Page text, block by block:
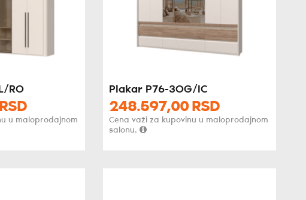
RO
RSD
u maloprodajnom
Plakar P76-3OG/IC
248.597,00 RSD
Cena važi za kupovinu u maloprodajnom
salonu.